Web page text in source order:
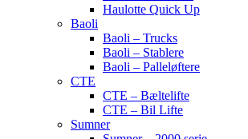
Haulotte Quick Up
Baoli
Baoli – Trucks
Baoli – Stablere
Baoli – Palleløftere
CTE
CTE – Bæltelifte
CTE – Bil Lifte
Sumner